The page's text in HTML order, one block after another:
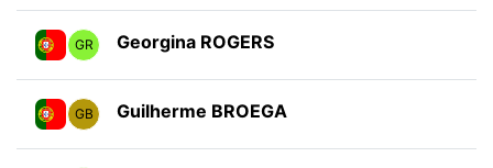
GR Georgina ROGERS
GB Guilherme BROEGA